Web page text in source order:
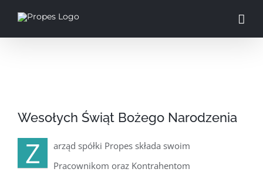
Przejdź
większy
obrazek
Wesołych Świąt Bożego Narodzenia
Z
​arząd spółki Propes składa swoim
Pracownikom oraz Kontrahentom